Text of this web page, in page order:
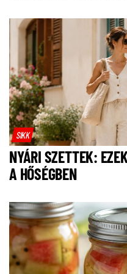
SIKK
NYÁRI SZETTEK:
A HŐSÉGBEN